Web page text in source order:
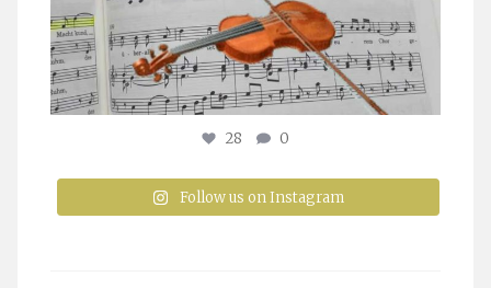
28 0
Follow us on Instagram